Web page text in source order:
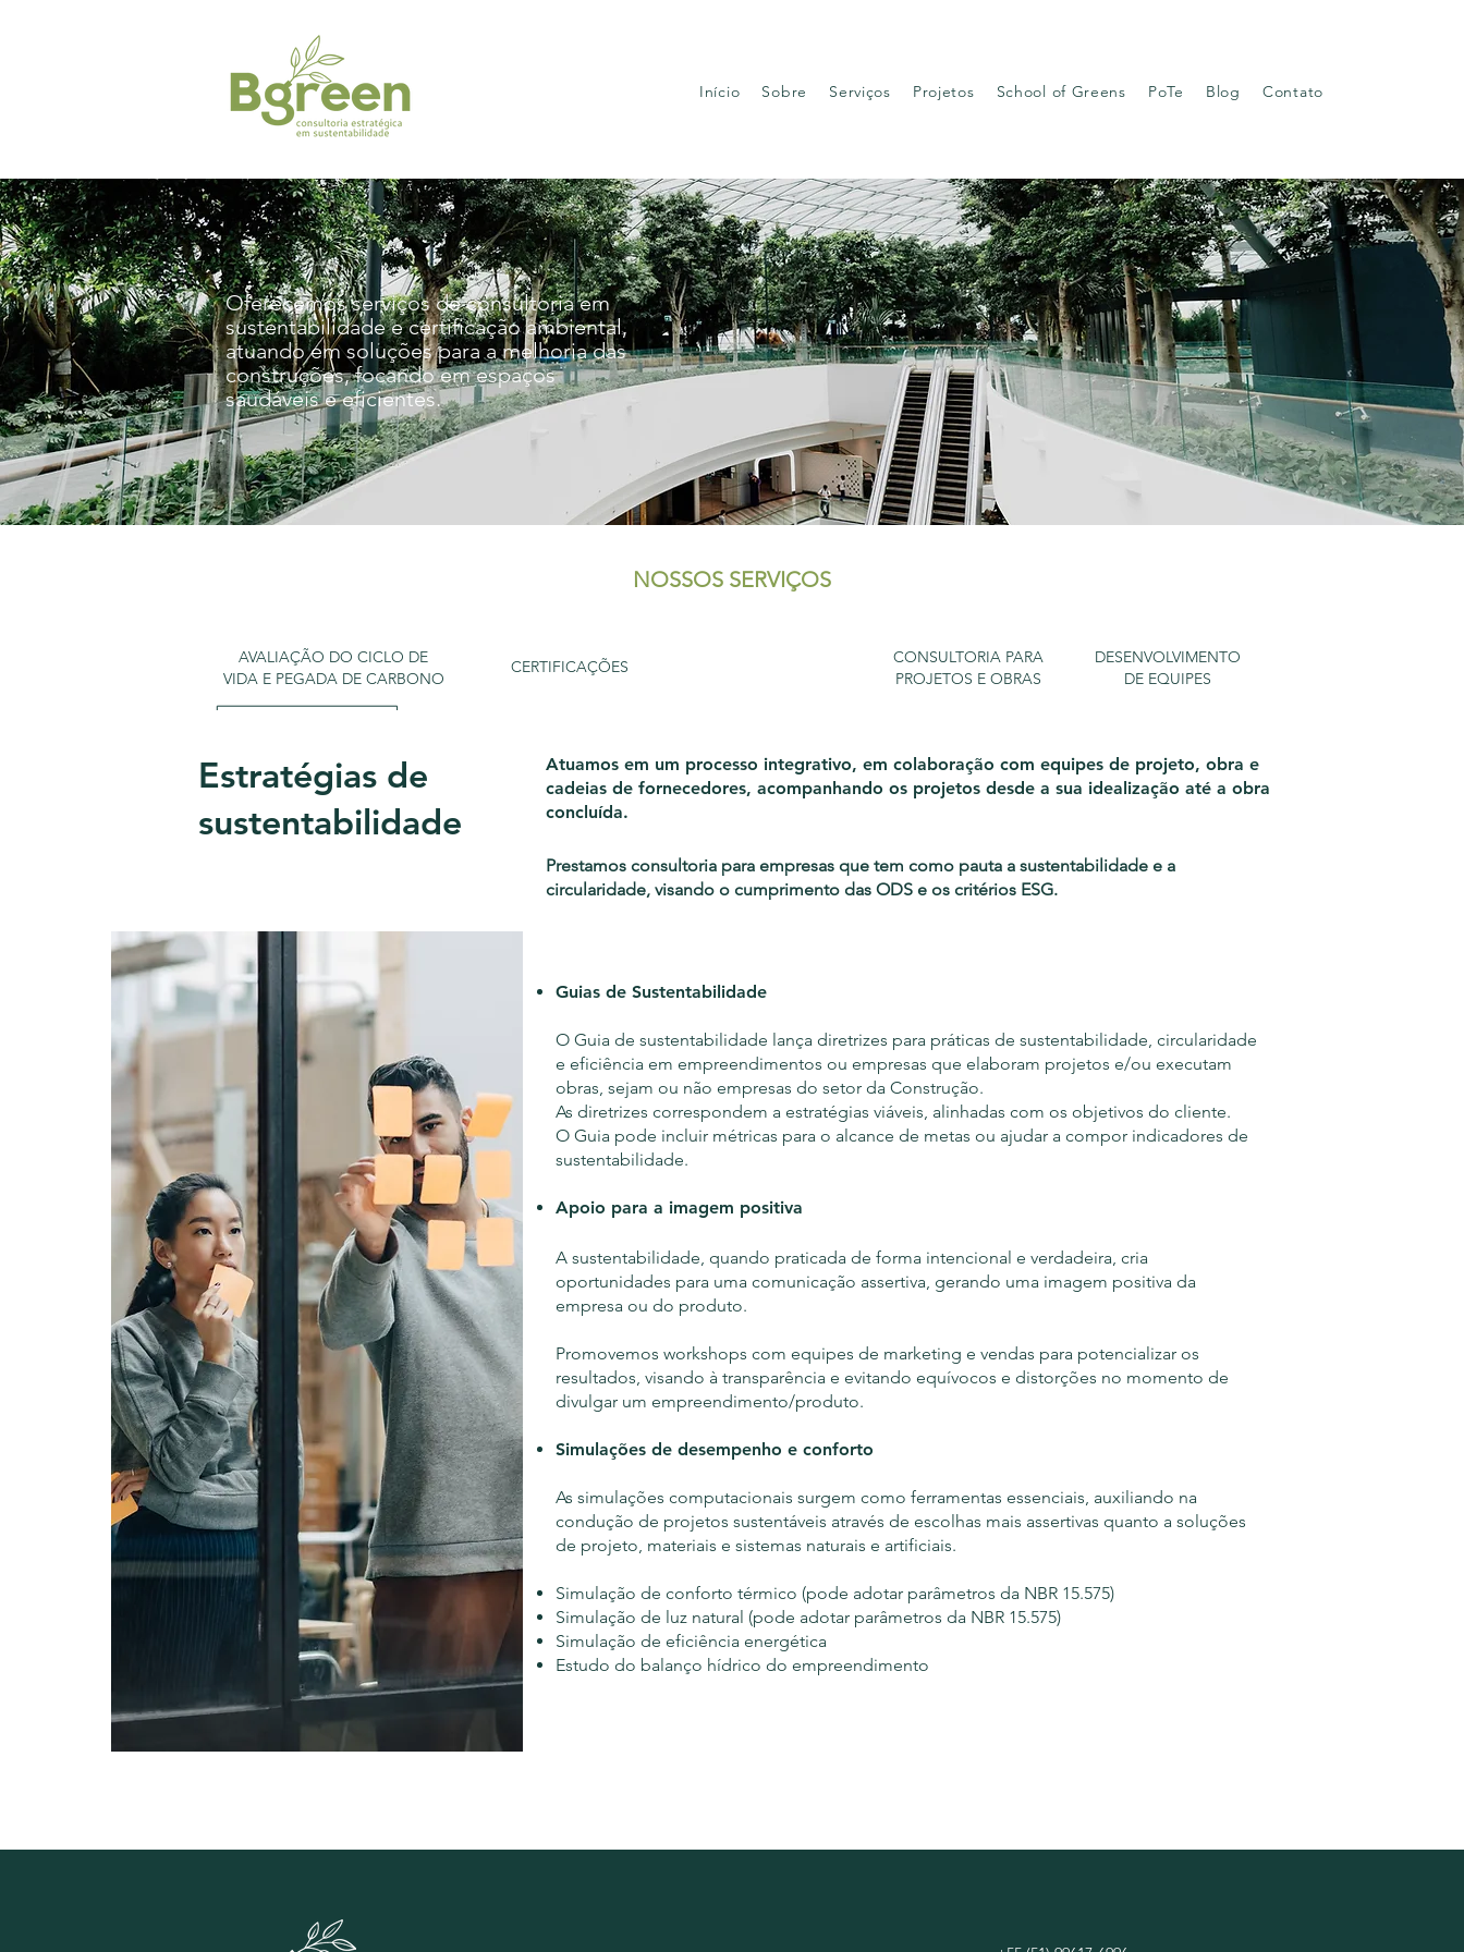
Início Sobre Serviços Projetos School of Greens PoTe Blog Contato
Oferecemos serviços de consultoria em
sustentabilidade e certificação ambiental,
atuando em soluções para a melhoria das
construções, focando em espaços
saudáveis e eficientes.
NOSSOS SERVIÇOS
CERTIFICAÇÕES
CONSULTORIA PARA
PROJETOS E OBRAS
DESENVOLVIMENTO
DE EQUIPES
AVALIAÇÃO DO CICLO DE
VIDA E PEGADA DE CARBONO
Estratégias de
sustentabilidade
Prestamos consultoria para empresas que tem como pauta a sustentabilidade e a
circularidade, visando o cumprimento das ODS e os critérios ESG.
Atuamos em um processo integrativo, em colaboração com equipes de projeto, obra e
cadeias de fornecedores, acompanhando os projetos desde a sua idealização até a obra
concluída.
Guias de Sustentabilidade
O Guia de sustentabilidade lança diretrizes para práticas de sustentabilidade, circularidade
e eficiência em empreendimentos ou empresas que elaboram projetos e/ou executam
obras, sejam ou não empresas do setor da Construção.
As diretrizes correspondem a estratégias viáveis, alinhadas com os objetivos do cliente.
O Guia pode incluir métricas para o alcance de metas ou ajudar a compor indicadores de
sustentabilidade.
Apoio para a imagem positiva
A sustentabilidade, quando praticada de forma intencional e verdadeira, cria
oportunidades para uma comunicação assertiva, gerando uma imagem positiva da
empresa ou do produto.
Promovemos workshops com equipes de marketing e vendas para potencializar os
resultados, visando à transparência e evitando equívocos e distorções no momento de
divulgar um empreendimento/produto.
Simulações de desempenho e conforto
As simulações computacionais surgem como ferramentas essenciais, auxiliando na
condução de projetos sustentáveis através de escolhas mais assertivas quanto a soluções
de projeto, materiais e sistemas naturais e artificiais.
Simulação de conforto térmico (pode adotar parâmetros da NBR 15.575)
Simulação de luz natural (pode adotar parâmetros da NBR 15.575)
Simulação de eficiência energética
Estudo do balanço hídrico do empreendimento